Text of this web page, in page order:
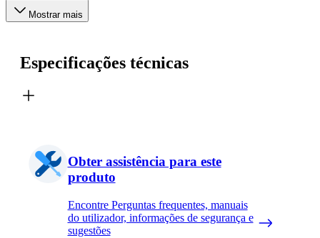
Mostrar mais
Especificações técnicas
Obter assistência para este
produto
Encontre Perguntas frequentes, manuais
do utilizador, informações de segurança e
sugestões